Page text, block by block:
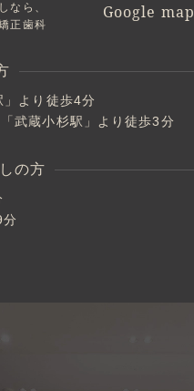
Google map
なら、
正歯科
より徒歩4分
武蔵小杉駅」より徒歩3分
の方